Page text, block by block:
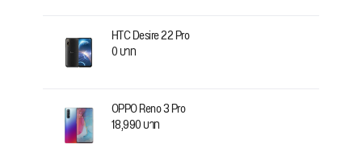
HTC Desire 22 Pro
0 บาท
OPPO Reno 3 Pro
18,990 บาท